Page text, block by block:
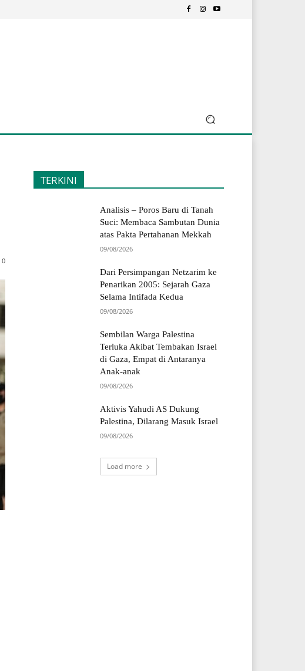
0
TERKINI
Analisis – Poros Baru di Tanah
Suci: Membaca Sambutan Dunia
atas Pakta Pertahanan Mekkah
09/08/2026
Dari Persimpangan Netzarim ke
Penarikan 2005: Sejarah Gaza
Selama Intifada Kedua
09/08/2026
Sembilan Warga Palestina
Terluka Akibat Tembakan Israel
di Gaza, Empat di Antaranya
Anak-anak
09/08/2026
Aktivis Yahudi AS Dukung
Palestina, Dilarang Masuk Israel
09/08/2026
Load more